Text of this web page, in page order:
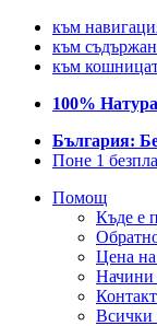
към
към
към
100%
България:
Поне 1
Помощ
Къде е
Цена на
Начини
Контакт
Всички